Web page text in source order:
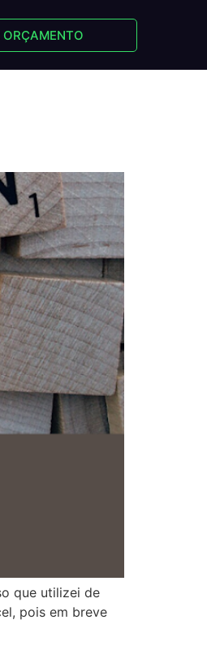
ORÇAMENTO
que utilizei de
pois em breve